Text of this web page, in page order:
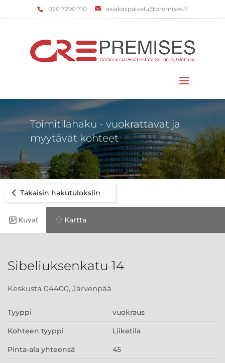
‌020 7290 710 asiakaspalvelu@premises.fi
Toimitilahaku - vuokrattavat ja
myytävät kohteet
Takaisin hakutuloksiin
Kuvat Kartta
Sibeliuksenkatu 14
Keskusta 04400, Järvenpää
Tyyppi vuokraus
Kohteen tyyppi Liiketila
Pinta-ala yhteensä 45